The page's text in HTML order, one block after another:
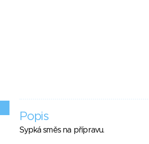
Popis
Sypká směs na přípravu.